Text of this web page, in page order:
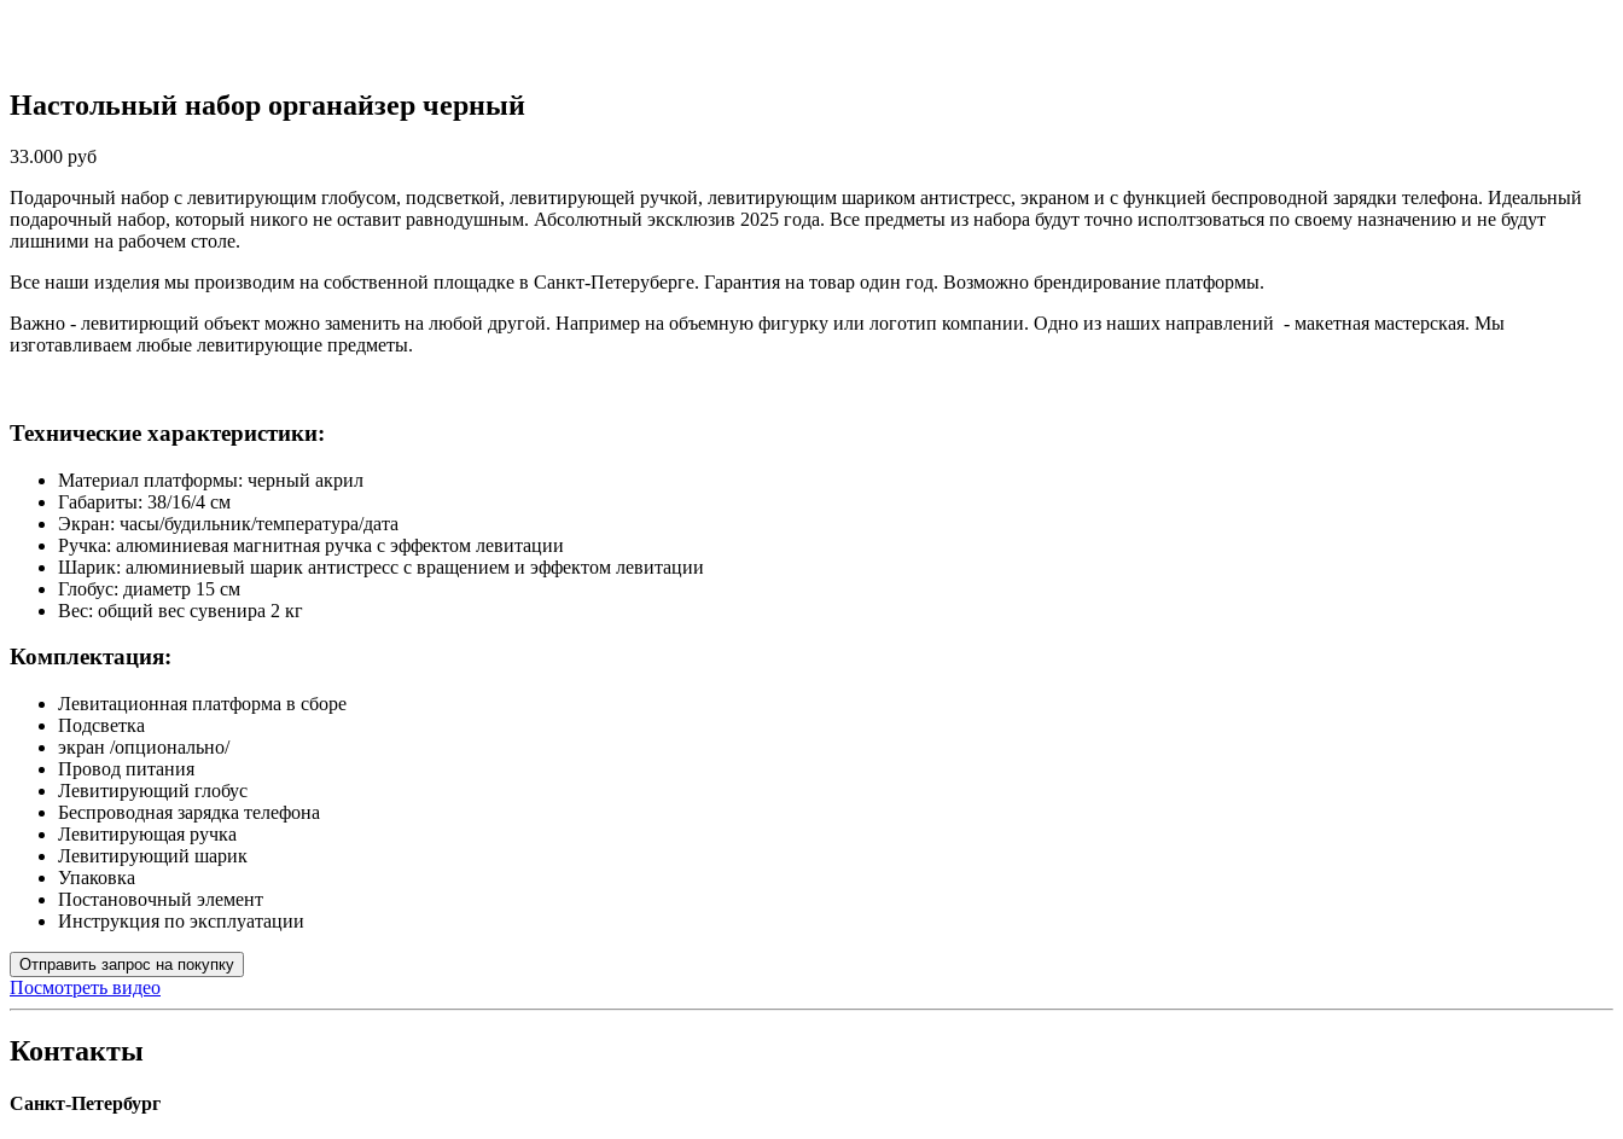
Настольный набор органайзер черный
33.000 руб
Подарочный набор с левитирующим глобусом, подсветкой, левитирующей ручкой, левитирующим шариком антистресс, экраном и с функцией беспроводной зарядки телефона. Идеальный
подарочный набор, который никого не оставит равнодушным. Абсолютный эксклюзив 2025 года. Все предметы из набора будут точно исполтзоваться по своему назначению и не будут
лишними на рабочем столе.
Все наши изделия мы производим на собственной площадке в Санкт-Петеруберге. Гарантия на товар один год. Возможно брендирование платформы.
Важно - левитирющий объект можно заменить на любой другой. Например на объемную фигурку или логотип компании. Одно из наших направлений - макетная мастерская. Мы
изготавливаем любые левитирующие предметы.
Технические характеристики:
Материал платформы: черный акрил
Габариты: 38/16/4 см
Экран: часы/будильник/температура/дата
Ручка: алюминиевая магнитная ручка с эффектом левитации
Шарик: алюминиевый шарик антистресс с вращением и эффектом левитации
Глобус: диаметр 15 см
Вес: общий вес сувенира 2 кг
Комплектация:
Левитационная платформа в сборе
Подсветка
экран /опционально/
Провод питания
Левитирующий глобус
Беспроводная зарядка телефона
Левитирующая ручка
Левитирующий шарик
Упаковка
Постановочный элемент
Инструкция по эксплуатации
Отправить запрос на покупку
Посмотреть видео
Контакты
Санкт-Петербург